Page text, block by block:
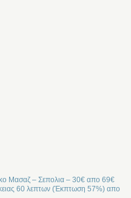
Μασαζ – Σεπολια – 30€ απο 69€
60 λεπτων (Έκπτωση 57%) απο